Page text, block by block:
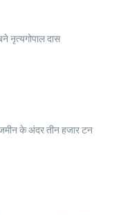
नृत्यगोपाल दास
के अंदर तीन हजार टन